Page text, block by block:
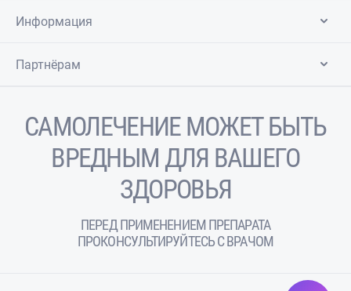
Информация
Партнёрам
САМОЛЕЧЕНИЕ МОЖЕТ БЫТЬ
ВРЕДНЫМ ДЛЯ ВАШЕГО
ЗДОРОВЬЯ
ПЕРЕД ПРИМЕНЕНИЕМ ПРЕПАРАТА
ПРОКОНСУЛЬТИРУЙТЕСЬ С ВРАЧОМ